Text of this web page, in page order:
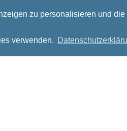
zu personalisieren und
verwenden.